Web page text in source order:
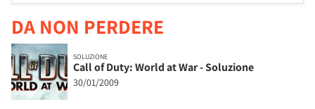
DA NON PERDERE
SOLUZIONE
Call of Duty: World at War - Soluzione
30/01/2009